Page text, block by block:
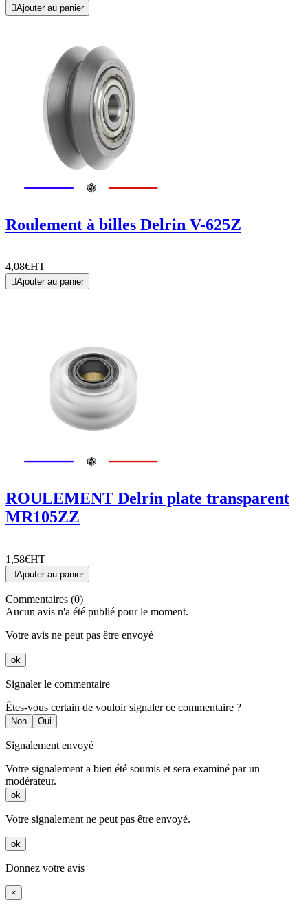
Ajouter au panier
Roulement à billes Delrin V-625Z
4,08€HT
Ajouter au panier
ROULEMENT Delrin plate transparent
MR105ZZ
1,58€HT
Ajouter au panier
Commentaires (0)
Aucun avis n'a été publié pour le moment.
Votre avis ne peut pas être envoyé
ok
Signaler le commentaire
Êtes-vous certain de vouloir signaler ce commentaire ?
Non Oui
Signalement envoyé
Votre signalement a bien été soumis et sera examiné par un
modérateur.
ok
Votre signalement ne peut pas être envoyé.
ok
Donnez votre avis
×